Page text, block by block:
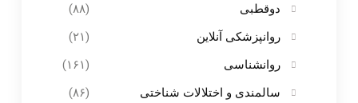
دوقطبی
(۸۸)
روانپزشکی آنلاین
(۲۱)
روانشناسی
(۱۶۱)
سالمندی و اختلالات شناختی
(۸۶)